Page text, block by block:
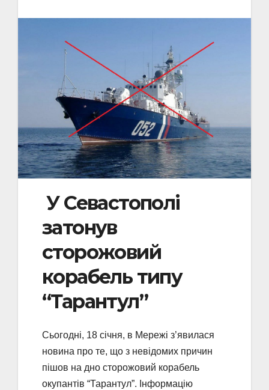
У Севастополі
затонув
сторожовий
корабель типу
“Тарантул”
Сьогодні, 18 січня, в Мережі з’явилася
новина про те, що з невідомих причин
пішов на дно сторожовий корабель
окупантів “Тарантул”. Інформацію